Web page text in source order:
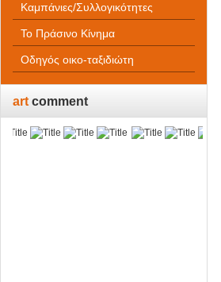
Καμπάνιες/Συλλογικότητες
Το Πράσινο Κίνημα
Οδηγός οικο-ταξιδιώτη
artcomment